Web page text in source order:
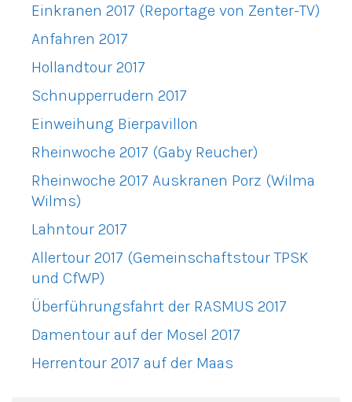
Einkranen 2017 (Reportage von Zenter-TV)
Anfahren 2017
Hollandtour 2017
Schnupperrudern 2017
Einweihung Bierpavillon
Rheinwoche 2017 (Gaby Reucher)
Rheinwoche 2017 Auskranen Porz (Wilma
Wilms)
Lahntour 2017
Allertour 2017 (Gemeinschaftstour TPSK
und CfWP)
Überführungsfahrt der RASMUS 2017
Damentour auf der Mosel 2017
Herrentour 2017 auf der Maas